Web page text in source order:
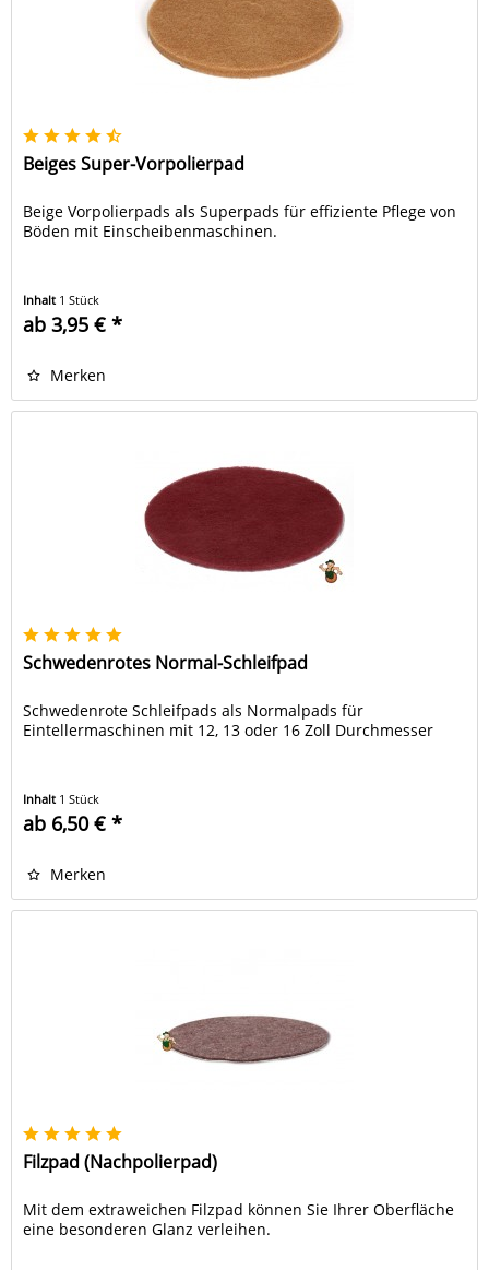
Beiges Super-Vorpolierpad
Beige Vorpolierpads als Superpads für effiziente Pflege von
Böden mit Einscheibenmaschinen.
Inhalt 1 Stück
ab 3,95 € *
Merken
Schwedenrotes Normal-Schleifpad
Schwedenrote Schleifpads als Normalpads für
Eintellermaschinen mit 12, 13 oder 16 Zoll Durchmesser
Inhalt 1 Stück
ab 6,50 € *
Merken
Filzpad (Nachpolierpad)
Mit dem extraweichen Filzpad können Sie Ihrer Oberfläche
eine besonderen Glanz verleihen.